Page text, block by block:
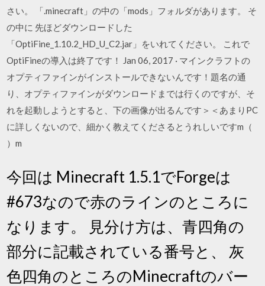
さい。 「.minecraft」の中の「mods」フォルダがあります。 そ
の中に 先ほどダウンロードした
「OptiFine_1.10.2_HD_U_C2.jar」をいれてください。 これで
OptiFineの導入は終了です！ Jan 06, 2017 · マインクラフトの
オプティファインがインストールできないんです！題名の通
り、オプティファインがダウンロードまでは行くのですが、そ
れを起動しようとすると、下の画像が出るんです＞＜あまりPC
に詳しくないので、細かく教えてくださるとうれしいですm（
）m
今回は Minecraft 1.5.1でForgeは
#673なので赤のラインのところに
なります。 見分け方は、青四角の
部分に記載されている番号と、 灰
色四角のところのMinecraftのバー